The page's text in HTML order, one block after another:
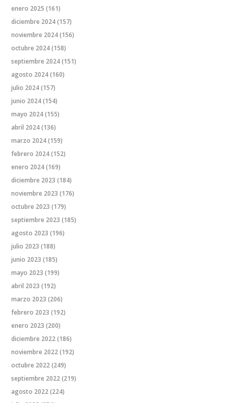
enero 2025 (161)
diciembre 2024(157)
noviembre 2024(156)
octubre 2024(158)
septiembre 2024(151)
agosto 2024(160)
julio 2024(157)
junio 2024(154)
mayo 2024(155)
abril 2024(136)
marzo 2024(159)
febrero 2024(152)
enero 2024(169)
diciembre 2023 (184)
noviembre 2023 (176)
octubre 2023 (179)
septiembre 2023 (185)
agosto 2023 (196)
julio 2023 (188)
junio 2023 (185)
mayo 2023 (199)
abril 2023 (192)
marzo 2023 (206)
febrero 2023 (192)
enero 2023 (200)
diciembre 2022(186)
noviembre 2022(192)
octubre 2022(249)
septiembre 2022(219)
agosto 2022(224)